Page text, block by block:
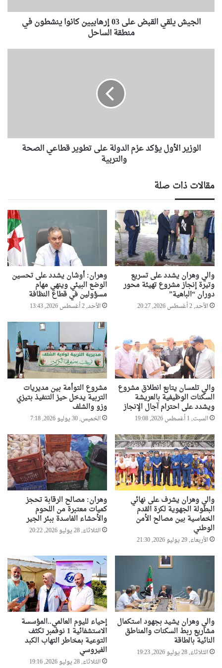
ي
ب
ر
ي
ن
ك
ا
ن
و
ا
ي
ن
ش
ط
و
م
ن
ط
ق
ة
ا
ل
س
ح
ل
الجيش يلقي القبض على 03 إرهابيين كانوا ينشطون في
منطقة الساحل
أ
ك
د
ع
ز
م
ا
ل
د
و
ل
ة
ع
ط
و
ي
ر
ق
ط
ا
ع
ا
ل
ص
ح
ة
و
ا
ل
ت
ر
ب
ي
الوزير الأول يؤكد عزم الدولة على تطوير قطاعي الصحة
والتربية
مقالات ذات صلة
والي وهران يشدد على تسريع
وتيرة إنجاز مشروع تهيئة محور
دوران “الباهية”
الأحد, 2 أغسطس 2026, 20:27
وهران: أوشان يشدد على تحسين
الوضع البيئي وينهي مهام
مسؤولين في قطاع النظافة
الأحد, 2 أغسطس 2026, 13:43
والي تلمسان يتابع انطلاق مشروع
السكنات الوظيفية بالعريشة
ويشدد على احترام آجال الإنجاز
السبت, 1 أغسطس 2026, 19:08
مشروع التوأمة بين مديريات
التربية يدخل حيز التنفيذ بتيزي
وزو والشلف
الخميس, 30 يوليو 2026, 7:18
والي وهران يشرف على نهائي
البطولة الجهوية لكرة القدم
الخماسية بين مصالح الأمن
الوطني
الأربعاء, 29 يوليو 2026, 21:30
وهران: مصالح الرقابة تحجز
كميات معتبرة من اللحوم
والأحشاء الفاسدة ببئر الجير
الثلاثاء, 28 يوليو 2026, 20:22
والي وهران يشيد بجهود استكمال
مشاريع ربط السكنات والمناطق
النائية بالطاقة
الثلاثاء, 28 يوليو 2026, 19:23
إحياء لليوم العالمي..المؤسسة
الاستشفائية 1 نوفمبر تكثف
التوعية بمخاطر التهاب الكبد
الفيروسي
الثلاثاء, 28 يوليو 2026, 19:16